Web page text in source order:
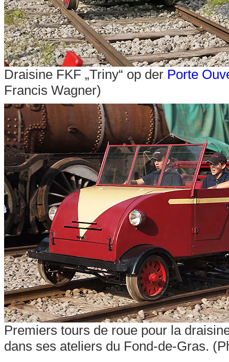
Draisine FKF „Triny“ op der Porte
Francis Wagner)
Premiers tours de roue pour la
dans ses ateliers du Fond-de-Gras.